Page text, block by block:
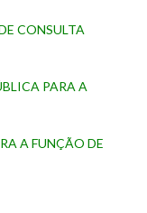
CONSULTA
PARA A
A FUNÇÃO DE